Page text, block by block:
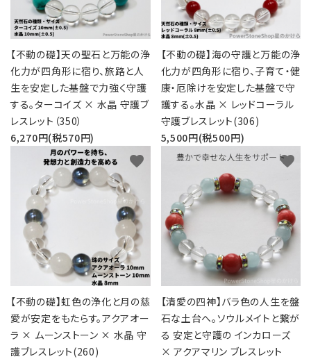
【不動の礎】天の聖石と万能の浄
化力が四角形に宿り、旅路と人
生を安定した基盤で力強く守護
する。ターコイズ × 水晶 守護ブ
レスレット（350）
6,270円(税570円)
【不動の礎】海の守護と万能の浄
化力が四角形に宿り、子育て・健
康・厄除けを安定した基盤で守
護する。水晶 × レッドコーラル
守護ブレスレット(306)
5,500円(税500円)
【不動の礎】虹色の浄化と月の慈
愛が安定をもたらす。アクアオー
ラ × ムーンストーン × 水晶 守
護ブレスレット(260)
favorite
【清愛の四神】バラ色の人生を盤
石な土台へ。ソウルメイトと繋が
る 安定と守護の インカローズ
× アクアマリン ブレスレット
favorite